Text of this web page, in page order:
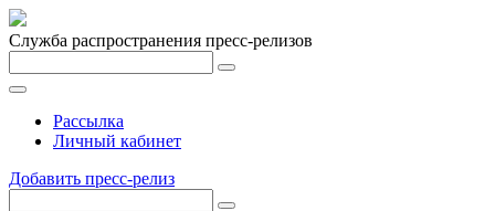
Служба распространения пресс-релизов
Рассылка
Личный кабинет
Добавить пресс-релиз